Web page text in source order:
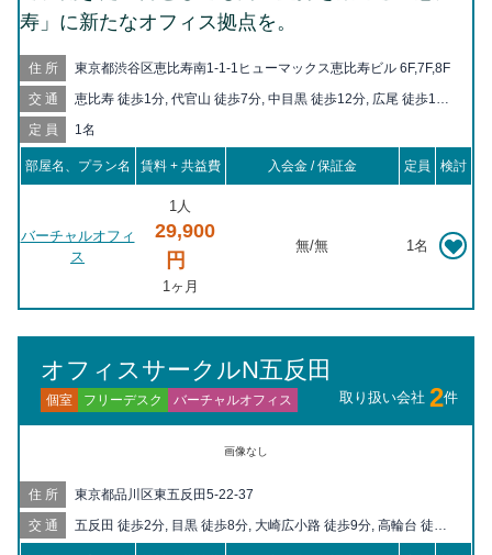
寿」に新たなオフィス拠点を。
住所 東京都渋谷区恵比寿南1-1-1ヒューマックス恵比寿ビル 6F,7F,8F
交通
恵比寿 徒歩1分, 代官山 徒歩7分, 中目黒 徒歩12分, 広尾 徒歩16
定員 1名
部屋名、プラン名 賃料 + 共益費 入会金 / 保証金 定員 検討
バーチャルオフィ
ス
1人
29,900
円
1ヶ月
無/無 1名
オフィスサークルN五反田
個室 フリーデスク バーチャルオフィス 取り扱い会社 2件
画像なし
住所 東京都品川区東五反田5-22-37
交通
五反田 徒歩2分, 目黒 徒歩8分, 大崎広小路 徒歩9分, 高輪台 徒歩
10分, 不動前 徒歩10分, 大崎 徒歩13分, 白金台 徒歩14分, 戸越銀